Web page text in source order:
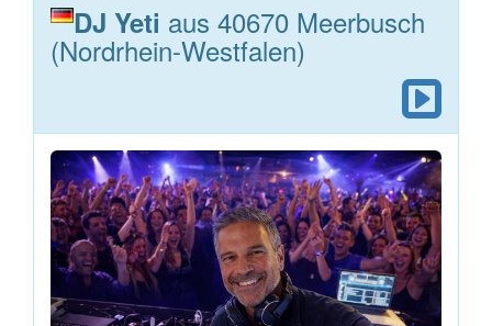
DJ Yeti aus 40670 Meerbusch
(Nordrhein-Westfalen)